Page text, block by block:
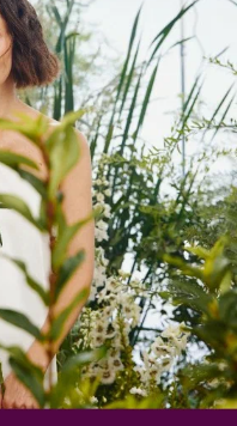
сорт.
— долго
выбор расцветок. Но
многолетние
растения? В
хаагена Zinnia
семена были от
вот на пакетике
С циннией